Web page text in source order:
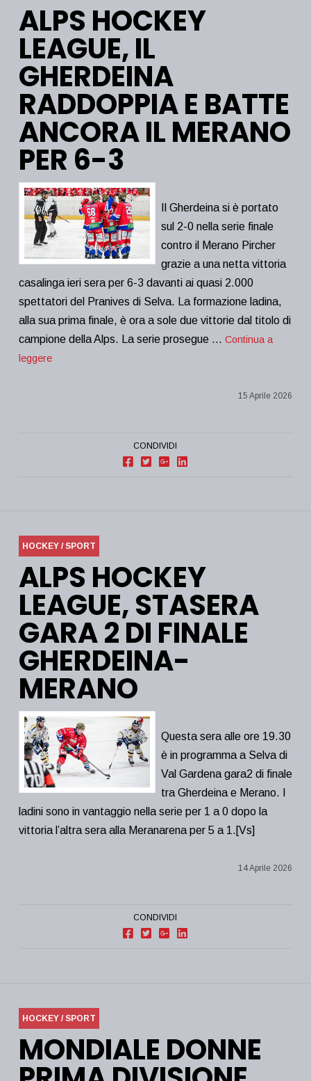
ALPS HOCKEY
LEAGUE, IL
GHERDEINA
RADDOPPIA E BATTE
ANCORA IL MERANO
PER 6-3
Il Gherdeina si è portato
sul 2-0 nella serie finale
contro il Merano Pircher
grazie a una netta vittoria
casalinga ieri sera per 6-3 davanti ai quasi 2.000
spettatori del Pranives di Selva. La formazione ladina,
alla sua prima finale, è ora a sole due vittorie dal titolo di
campione della Alps. La serie prosegue … Continua a
leggere
15 Aprile 2026
CONDIVIDI
HOCKEY / SPORT
ALPS HOCKEY
LEAGUE, STASERA
GARA 2 DI FINALE
GHERDEINA-
MERANO
Questa sera alle ore 19.30
è in programma a Selva di
Val Gardena gara2 di finale
tra Gherdeina e Merano. I
ladini sono in vantaggio nella serie per 1 a 0 dopo la
vittoria l’altra sera alla Meranarena per 5 a 1.[Vs]
14 Aprile 2026
CONDIVIDI
HOCKEY / SPORT
MONDIALE DONNE